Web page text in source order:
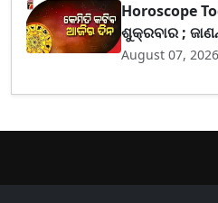
Horoscope
ଶୁକ୍ରବାର ;
August 07, 2026